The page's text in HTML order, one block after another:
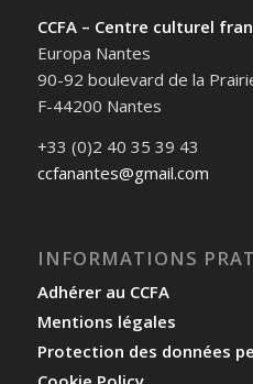
CCFA – Centre culturel
Europa Nantes
90-92 boulevard de la
F-44200 Nantes
+33 (0)2 40 35 39 43
ccfanantes@gmail.com
INFORMATIONS
Adhérer au CCFA
Mentions légales
Protection des données